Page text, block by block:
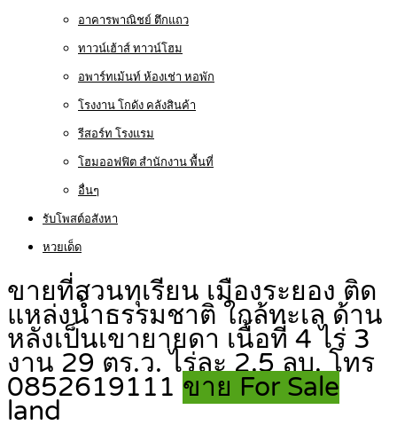
อาคารพาณิชย์ ตึกแถว
ทาวน์เฮ้าส์ ทาวน์โฮม
อพาร์ทเม้นท์ ห้องเช่า หอพัก
โรงงาน โกดัง คลังสินค้า
รีสอร์ท โรงแรม
โฮมออฟฟิต สำนักงาน พื้นที่
อื่นๆ
รับโพสต์อสังหา
หวยเด็ด
ขายที่สวนทุเรียน เมืองระยอง ติด
แหล่งน้ำธรรมชาติ ใกล้ทะเล ด้าน
หลังเป็นเขายายดา เนื้อที่ 4 ไร่ 3
งาน 29 ตร.ว. ไร่ละ 2.5 ลบ. โทร
0852619111 ขาย For Sale
land